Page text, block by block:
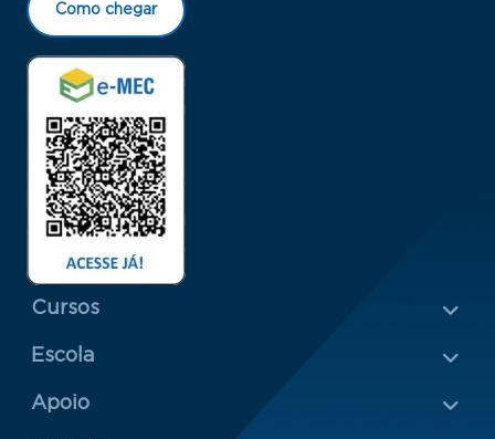
Como chegar
Menu Rodapé 1
Cursos
Escola
Rodapé 2
Apoio